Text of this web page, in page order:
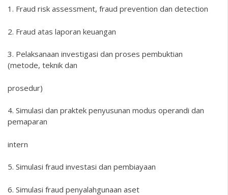
1. Fraud risk assessment, fraud prevention dan detection
2. Fraud atas laporan keuangan
3. Pelaksanaan investigasi dan proses pembuktian
(metode, teknik dan
prosedur)
4. Simulasi dan praktek penyusunan modus operandi dan
pemaparan
intern
5. Simulasi fraud investasi dan pembiayaan
6. Simulasi fraud penyalahgunaan aset